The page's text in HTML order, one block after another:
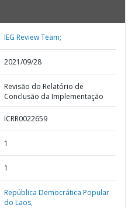
IEG Review Team;
2021/09/28
Revisão do Relatório de
Conclusão da Implementação
ICRR0022659
1
1
República Democrática Popular
do Laos,